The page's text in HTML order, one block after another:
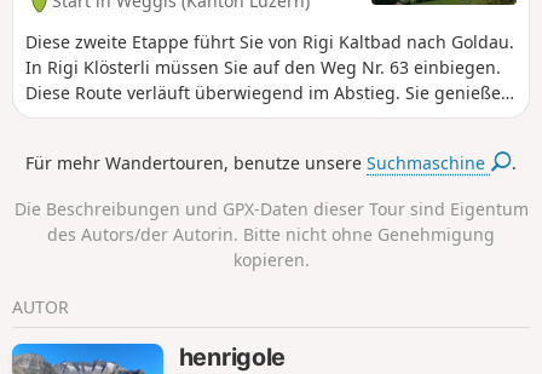
Diese zweite Etappe führt Sie von Rigi Kaltbad nach Goldau.
In Rigi Klösterli müssen Sie auf den Weg Nr. 63 einbiegen.
Diese Route verläuft überwiegend im Abstieg. Sie genießen
einen Blick auf den Zuger- und den Lauerzer See.
Für mehr Wandertouren, benutze unsereSuchmaschine .
Die Beschreibungen und GPX-Daten dieser Tour sind Eigentum
des Autors/der Autorin. Bitte nicht ohne Genehmigung
kopieren.
AUTOR
henrigole